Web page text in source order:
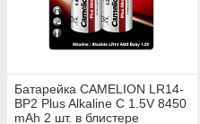
Батарейка CAMELION LR14-
BP2 Plus Alkaline C 1.5V 8450
mAh 2 шт. в блистере